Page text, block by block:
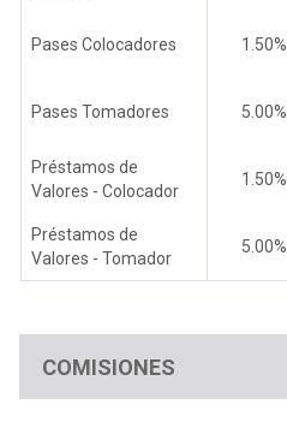
Pases Colocadores 1.50%
Pases Tomadores 5.00%
Préstamos de
Valores - Colocador
1.50%
Préstamos de
Valores - Tomador
5.00%
COMISIONES